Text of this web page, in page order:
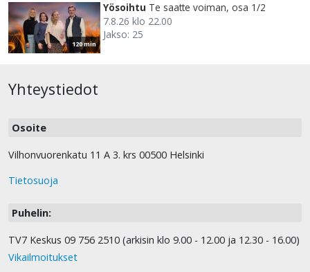
120 min
Yösoihtu Te saatte voiman, osa 1/2
7.8.26 klo 22.00
Jakso: 25
Yhteystiedot
Osoite
Vilhonvuorenkatu 11 A 3. krs 00500 Helsinki
Tietosuoja
Puhelin:
TV7 Keskus 09 756 2510 (arkisin klo 9.00 - 12.00 ja 12.30 - 16.00)
Vikailmoitukset